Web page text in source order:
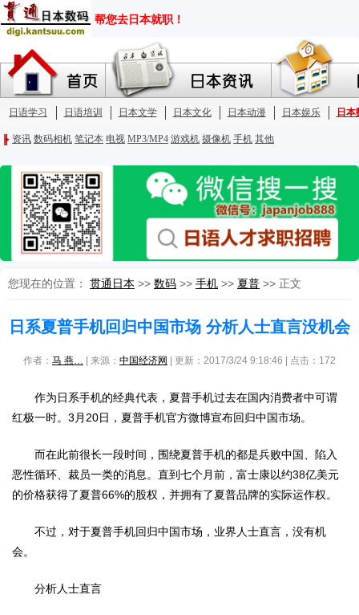
您现在的位置： 贯通日本 >> 数码 >> 手机 >> 夏普 >> 正文
日系夏普手机回归中国市场 分析人士直言没机会
作者： 马 燕… | 来源： 中国经济网 | 更新：2017/3/24 9:18:46 | 点击： 172
作为日系手机的经典代表，夏普手机过去在国内消费者中可谓
红极一时。3月20日，夏普手机官方微博宣布回归中国市场。
而在此前很长一段时间，围绕夏普手机的都是兵败中国、陷入
恶性循环、裁员一类的消息。直到七个月前，富士康以约38亿美元
的价格获得了夏普66%的股权，并拥有了夏普品牌的实际运作权。
不过，对于夏普手机回归中国市场，业界人士直言，没有机
会。
分析人士直言